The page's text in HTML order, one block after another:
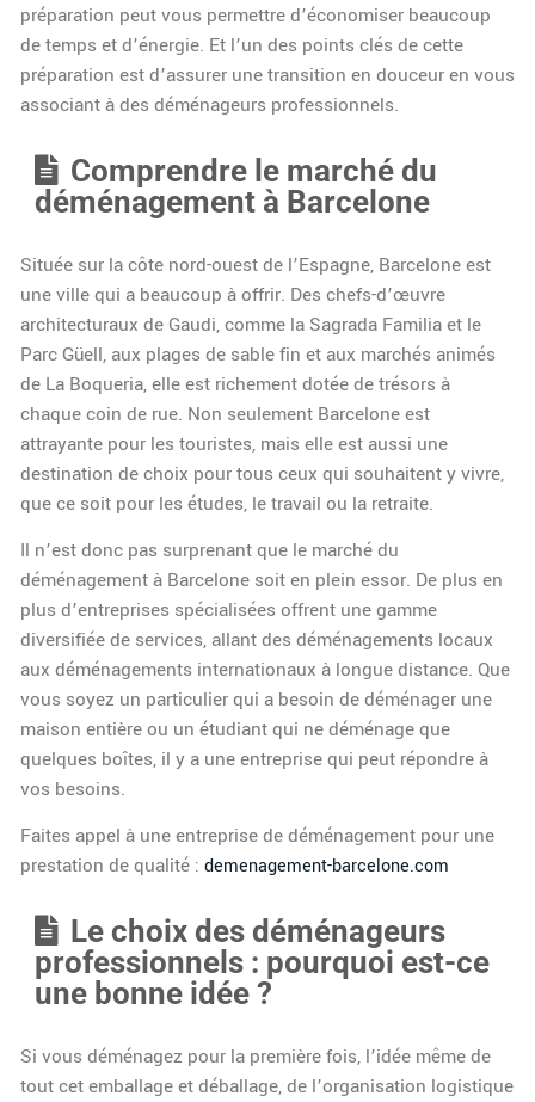
préparation peut vous permettre d’économiser beaucoup
de temps et d’énergie. Et l’un des points clés de cette
préparation est d’assurer une transition en douceur en vous
associant à des déménageurs professionnels.
Comprendre le marché du
déménagement à Barcelone
Située sur la côte nord-ouest de l’Espagne, Barcelone est
une ville qui a beaucoup à offrir. Des chefs-d’œuvre
architecturaux de Gaudi, comme la Sagrada Familia et le
Parc Güell, aux plages de sable fin et aux marchés animés
de La Boqueria, elle est richement dotée de trésors à
chaque coin de rue. Non seulement Barcelone est
attrayante pour les touristes, mais elle est aussi une
destination de choix pour tous ceux qui souhaitent y vivre,
que ce soit pour les études, le travail ou la retraite.
Il n’est donc pas surprenant que le marché du
déménagement à Barcelone soit en plein essor. De plus en
plus d’entreprises spécialisées offrent une gamme
diversifiée de services, allant des déménagements locaux
aux déménagements internationaux à longue distance. Que
vous soyez un particulier qui a besoin de déménager une
maison entière ou un étudiant qui ne déménage que
quelques boîtes, il y a une entreprise qui peut répondre à
vos besoins.
Faites appel à une entreprise de déménagement pour une
prestation de qualité : demenagement-barcelone.com
Le choix des déménageurs
professionnels : pourquoi est-ce
une bonne idée ?
Si vous déménagez pour la première fois, l’idée même de
tout cet emballage et déballage, de l’organisation logistique